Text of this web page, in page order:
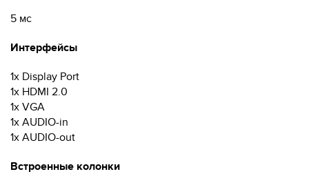
5 мс
Интерфейсы
1x Display Port
1x HDMI 2.0
1x VGA
1x AUDIO-in
1x AUDIO-out
Встроенные колонки